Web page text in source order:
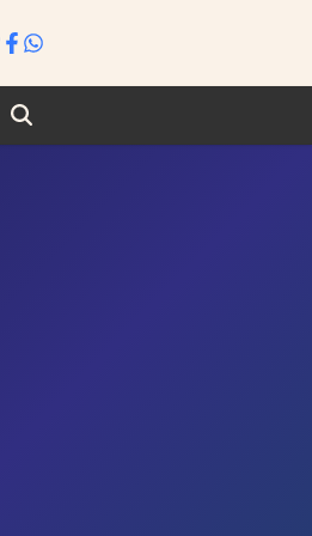
Search